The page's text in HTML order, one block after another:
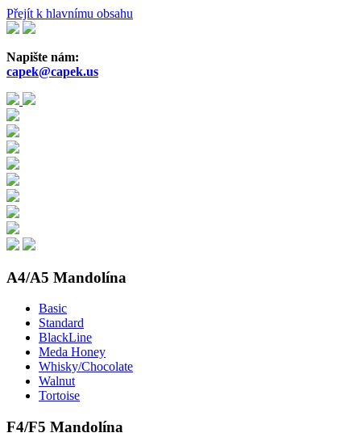
Přejít k hlavnímu obsahu
Napište nám:
capek@capek.us
A4/A5 Mandolína
Basic
Standard
BlackLine
Meda Honey
Whisky/Chocolate
Walnut
Tortoise
F4/F5 Mandolína